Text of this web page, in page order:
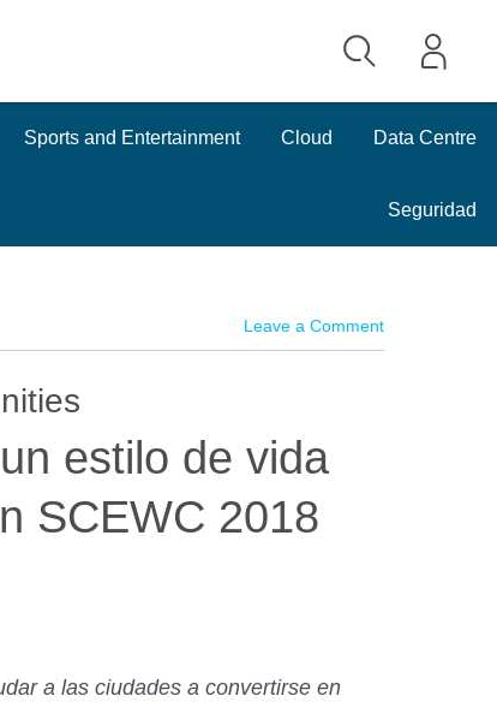
Sports and Entertainment Cloud Data Centre
Seguridad
Leave a Comment
estilo de vida
SCEWC 2018
a las ciudadesa convertirse en